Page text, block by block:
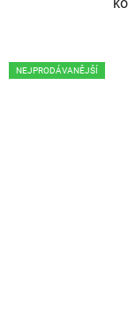
NEJPRODÁVANĚJŠÍ